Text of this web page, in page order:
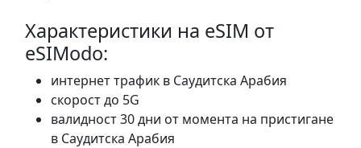
Характеристики на eSIM от
eSIModo:
интернет трафик в Саудитска Арабия
скорост до 5G
валидност 30 дни от момента на пристигане
в Саудитска Арабия